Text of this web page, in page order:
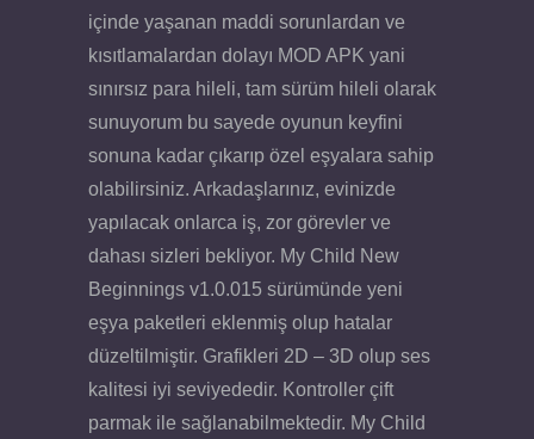
içinde yaşanan maddi sorunlardan ve
kısıtlamalardan dolayı MOD APK yani
sınırsız para hileli, tam sürüm hileli olarak
sunuyorum bu sayede oyunun keyfini
sonuna kadar çıkarıp özel eşyalara sahip
olabilirsiniz. Arkadaşlarınız, evinizde
yapılacak onlarca iş, zor görevler ve
dahası sizleri bekliyor. My Child New
Beginnings v1.0.015 sürümünde yeni
eşya paketleri eklenmiş olup hatalar
düzeltilmiştir. Grafikleri 2D – 3D olup ses
kalitesi iyi seviyededir. Kontroller çift
parmak ile sağlanabilmektedir. My Child